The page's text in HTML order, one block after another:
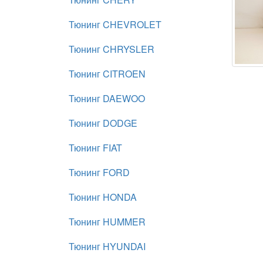
Тюнинг CHEVROLET
Тюнинг CHRYSLER
Тюнинг CITROEN
Тюнинг DAEWOO
Тюнинг DODGE
Тюнинг FIAT
Тюнинг FORD
Тюнинг HONDA
Тюнинг HUMMER
Тюнинг HYUNDAI